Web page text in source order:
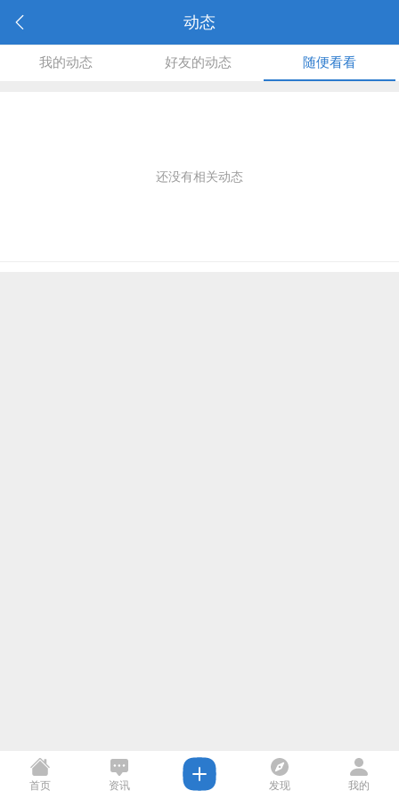
动态
我的动态 好友的动态 随便看看
还没有相关动态
首页 资讯 发现 我的